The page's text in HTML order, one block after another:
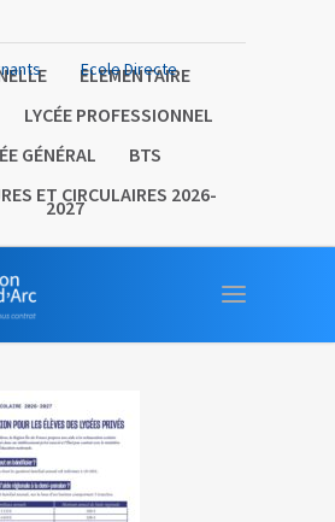
ELEMENTAIRE
LYCÉE PROFESSIONNEL
GÉNÉRAL
BTS
ET CIRCULAIRES 2026-
2027
Ecole Directe